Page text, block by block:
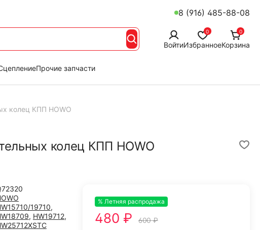
8 (916) 485-88-08
Войти
0
Избранное
0
Корзина
Прочие запчасти
колец КПП HOWO
колец КПП HOWO
19710,
, HW19712,
% Летняя распродажа
480 ₽ 600 ₽